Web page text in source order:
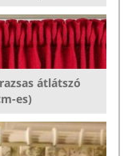
átlátszó
es)